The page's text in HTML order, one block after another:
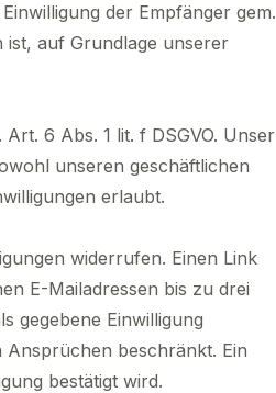
der Empfänger gem.
ist, auf Grundlage unserer
6 Abs. 1 lit. f DSGVO. Unser
unseren geschäftlichen
erlaubt.
widerrufen. Einen Link
E-Mailadressen bis zu drei
gegebene Einwilligung
beschränkt. Ein
bestätigt wird.